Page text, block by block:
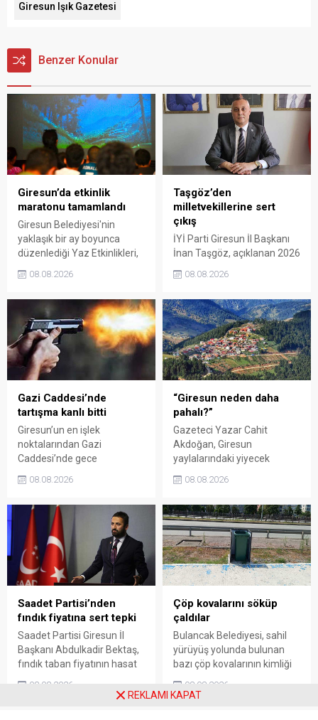
Giresun Işık Gazetesi
Benzer Konular
Giresun’da etkinlik
maratonu tamamlandı
Giresun Belediyesi'nin
yaklaşık bir ay boyunca
düzenlediği Yaz Etkinlikleri,
sanat ve eğlenceyle
organizasyonun ardından
Kadın El Emeği Pazarı'nın
süresi de 16 Ağustos'a
kadar uzatıldı.
08.08.2026
Taşgöz’den
milletvekillerine sert
çıkış
İYİ Parti Giresun İl Başkanı
İnan Taşgöz, açıklanan 2026
üzerinden iktidar
eleştirdi. Taşgöz, üreticinin
emeğinin karşılığını
alamadığını savunarak,
Giresun milletvekillerini
sessiz kalmakla suçladı.
08.08.2026
Gazi Caddesi’nde
tartışma kanlı bitti
Giresun’un en işlek
noktalarından Gazi
Caddesi’nde gece
kavgada A.E. ayağından
bölgede kısa süreli panik
yaşanırken polis geniş çaplı
soruşturma başlattı.
08.08.2026
“Giresun neden daha
pahalı?”
Gazeteci Yazar Cahit
Akdoğan, Giresun
yaylalarındaki yiyecek
belirgin biçimde yüksek
Valiliği, Tarım ve Orman İl
Müdürlüğü ile ilgili kurumları
denetime çağırdı. Akdoğan,
yüzde 50’ye ulaşan fiyat
farklarının araştırılması
gerektiğini söyledi.
08.08.2026
Saadet Partisi’nden
fındık fiyatına sert tepki
Saadet Partisi Giresun İl
Başkanı Abdulkadir Bektaş,
fındık taban fiyatının hasat
açıklanmamasına tepki
08.08.2026
Çöp kovalarını söküp
çaldılar
Bulancak Belediyesi, sahil
yürüyüş yolunda bulunan
bazı çöp kovalarının kimliği
sökülerek çalındığını açıkladı.
08.08.2026
REKLAMI KAPAT